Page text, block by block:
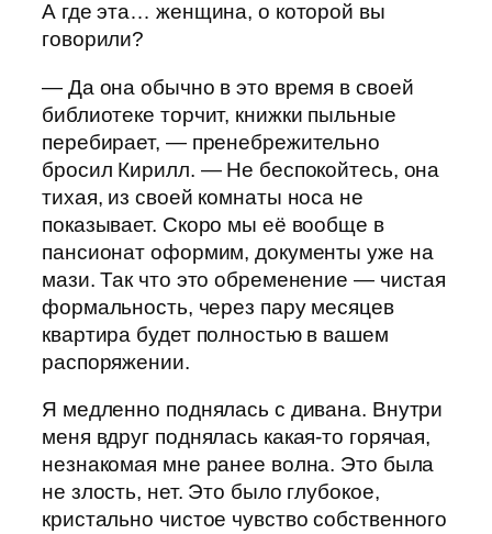
А где эта… женщина, о которой вы
говорили?
— Да она обычно в это время в своей
библиотеке торчит, книжки пыльные
перебирает, — пренебрежительно
бросил Кирилл. — Не беспокойтесь, она
тихая, из своей комнаты носа не
показывает. Скоро мы её вообще в
пансионат оформим, документы уже на
мази. Так что это обременение — чистая
формальность, через пару месяцев
квартира будет полностью в вашем
распоряжении.
Я медленно поднялась с дивана. Внутри
меня вдруг поднялась какая-то горячая,
незнакомая мне ранее волна. Это была
не злость, нет. Это было глубокое,
кристально чистое чувство собственного